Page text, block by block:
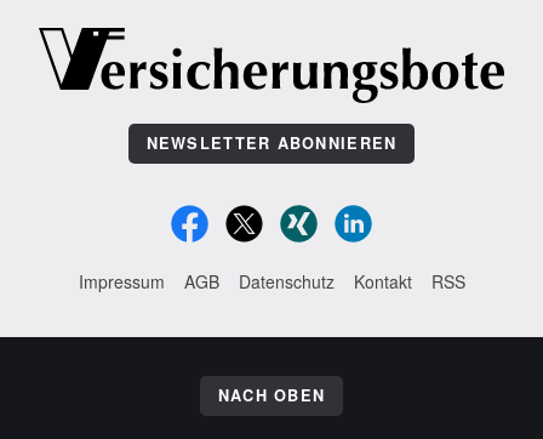
NEWSLETTER ABONNIEREN
Impressum AGB Datenschutz Kontakt RSS
NACH OBEN